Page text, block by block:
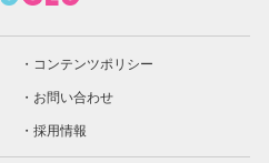
コンテンツポリシー
お問い合わせ
採用情報